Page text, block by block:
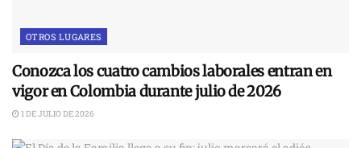
OTROS LUGARES
Conozca los cuatro cambios laborales entran en
vigor en Colombia durante julio de 2026
1 DE JULIO DE 2026